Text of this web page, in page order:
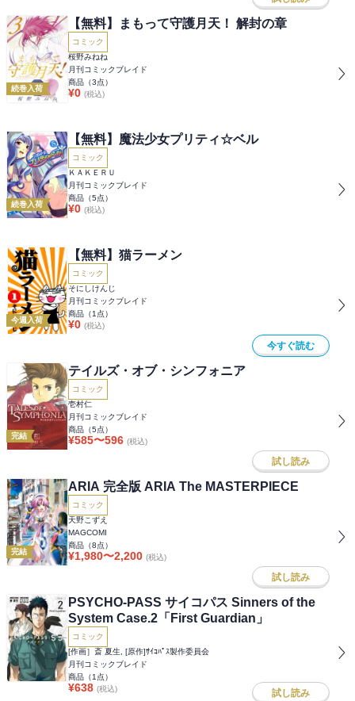
続巻入荷
【無料】まもって守護月天！ 解封の章
コミック
桜野みねね
月刊コミックブレイド
商品（3点）
¥0 (税込)
続巻入荷
【無料】魔法少女プリティ☆ベル
コミック
ＫＡＫＥＲＵ
月刊コミックブレイド
商品（5点）
¥0 (税込)
今週入荷
【無料】猫ラーメン
コミック
そにしけんじ
月刊コミックブレイド
商品（1 点）
¥0 (税込)
今すぐ読む
完結
テイルズ・オブ・シンフォニア
コミック
壱村仁
月刊コミックブレイド
商品（5点）
¥585〜596 (税込)
試し読み
完結
ARIA 完全版 ARIA The MASTERPIECE
コミック
天野こずえ
MAGCOMI
商品（8点）
¥1,980〜2,200 (税込)
試し読み
PSYCHO-PASS サイコパス Sinners of the
System Case.2「First Guardian」
コミック
[作画］斎 夏生, [原作]ｻｲｺﾊﾟｽ製作委員会
月刊コミックブレイド
商品（1 点）
¥638 (税込) 試し読み